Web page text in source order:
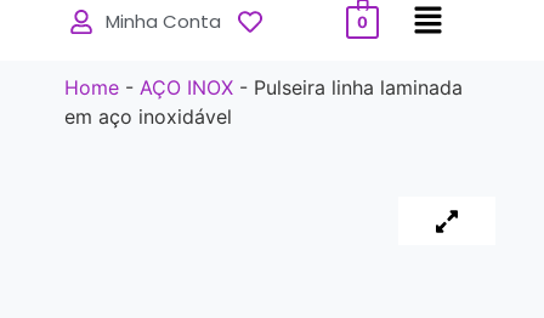
Minha Conta 0
Home- AÇO INOX- Pulseira linha laminada
em aço inoxidável